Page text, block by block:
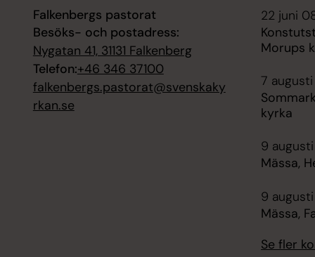
Falkenbergs pastorat
Besöks- och postadress:
Nygatan 41, 31131 Falkenberg
Telefon:+46 346 37100
falkenbergs.pastorat@svenskaky
rkan.se
22 juni
Morups
7 augusti
kyrka
9
Mässa,
9
Mässa,
Se fler